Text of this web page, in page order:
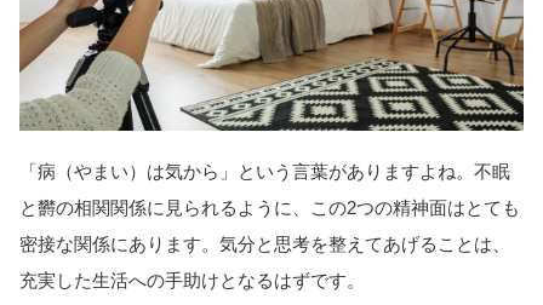
「病（やまい）は気から」という言葉がありますよね。不眠
と欝の相関関係に見られるように、この2つの精神面はとても
密接な関係にあります。気分と思考を整えてあげることは、
充実した生活への手助けとなるはずです。